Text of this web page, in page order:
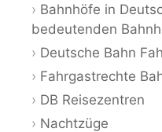
Bahnhöfe in
bedeutenden
Deutsche Bahn
Fahrgastrechte
DB Reisezentren
Nachtzüge